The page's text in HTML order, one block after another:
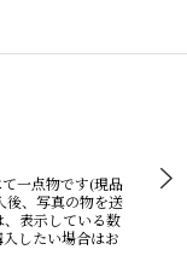
一点物です(現品
後、写真の物を送
表示している数
したい場合はお